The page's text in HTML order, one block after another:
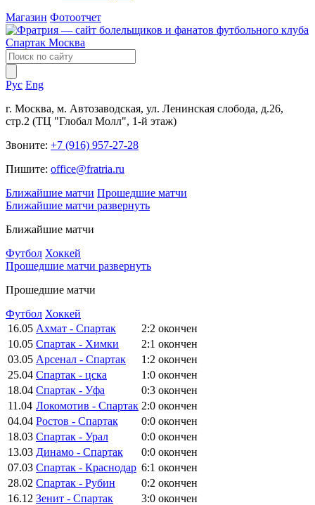
Магазин Фотоотчет
Рус Eng
г. Москва, м. Автозаводская, ул. Ленинская слобода, д.26,
стр.2 (ТЦ "Глобал Молл", 1-й этаж)
Звоните: +7 (916) 957-27-28
Пишите: office@fratria.ru
Ближайшие матчи Прошедшие матчи
Ближайшие матчи развернуть
Ближайшие матчи
Футбол Хоккей
Прошедшие матчи развернуть
Прошедшие матчи
Футбол Хоккей
16.05 Ахмат - Спартак 2:2 окончен
10.05 Спартак - Химки 2:1 окончен
03.05 Арсенал - Спартак 1:2 окончен
25.04 Спартак - цска 1:0 окончен
18.04 Спартак - Уфа 0:3 окончен
11.04 Локомотив - Спартак 2:0 окончен
04.04 Ростов - Спартак 0:0 окончен
18.03 Спартак - Урал 0:0 окончен
13.03 Динамо - Спартак 0:0 окончен
07.03 Спартак - Краснодар 6:1 окончен
28.02 Спартак - Рубин 0:2 окончен
16.12 Зенит - Спартак 3:0 окончен